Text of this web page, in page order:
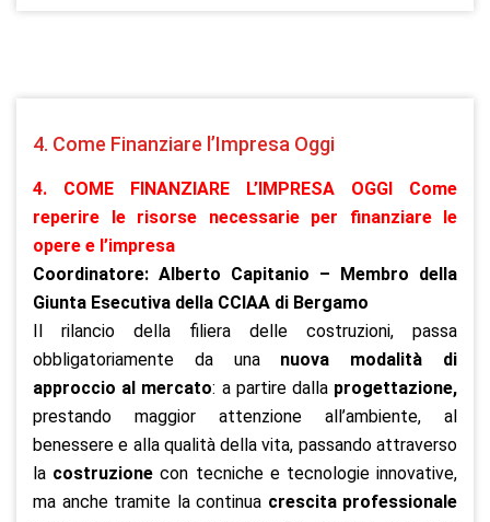
4. Come Finanziare l’Impresa Oggi
4. COME FINANZIARE L’IMPRESA OGGI Come
reperire le risorse necessarie per finanziare le
opere e l’impresa
Coordinatore: Alberto Capitanio – Membro della
Giunta Esecutiva della CCIAA di Bergamo
Il rilancio della filiera delle costruzioni, passa
obbligatoriamente da una nuova modalità di
approccio al mercato: a partire dalla progettazione,
prestando maggior attenzione all’ambiente, al
benessere e alla qualità della vita, passando attraverso
la costruzione con tecniche e tecnologie innovative,
ma anche tramite la continua crescita professionale